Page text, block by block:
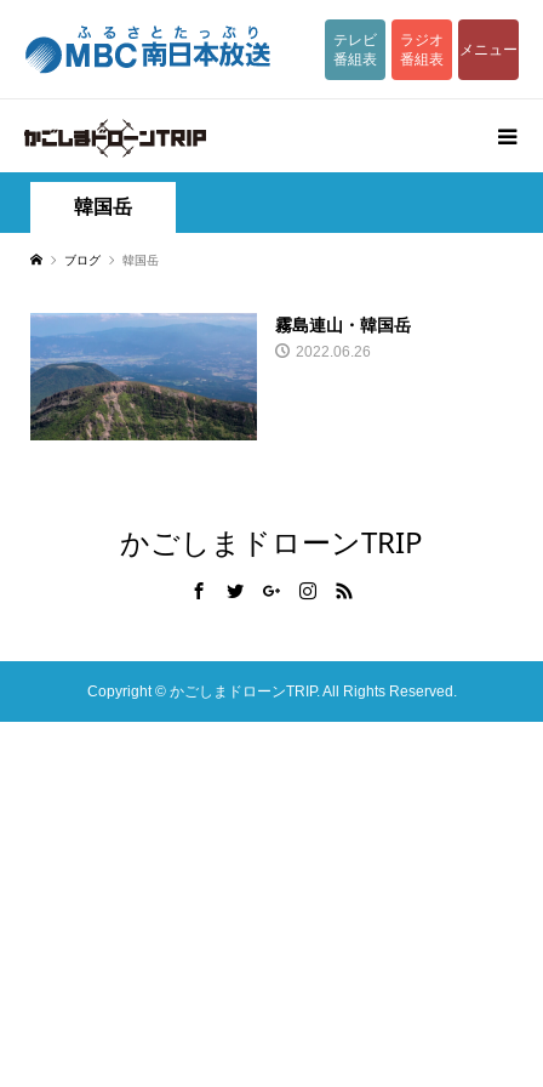
テレビ
番組表
ラジオ
番組表
メニュー
韓国岳
ブログ 韓国岳
霧島連山・韓国岳
2022.06.26
かごしまドローンTRIP
Copyright ©かごしまドローンTRIP. All Rights Reserved.